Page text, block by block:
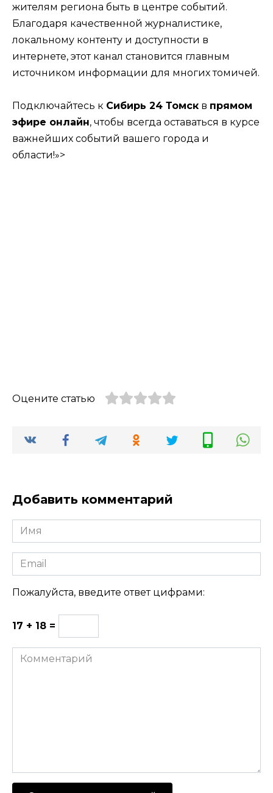
жителям региона быть в центре событий.
Благодаря качественной журналистике,
локальному контенту и доступности в
интернете, этот канал становится главным
источником информации для многих томичей.
Подключайтесь к Сибирь 24 Томск в прямом
эфире онлайн, чтобы всегда оставаться в курсе
важнейших событий вашего города и
области!»>
Оцените статью
Добавить комментарий
Имя
Email
Пожалуйста, введите ответ цифрами:
17 + 18 =
Комментарий